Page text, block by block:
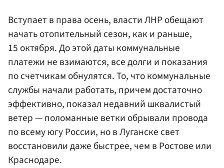
Вступает в права осень, власти ЛНР обещают
начать отопительный сезон, как и раньше,
15 октября. До этой даты коммунальные
платежи не взимаются, все долги и показания
по счетчикам обнулятся. То, что коммунальные
службы начали работать, причем достаточно
эффективно, показал недавний шквалистый
ветер — поломанные ветки обрывали провода
по всему югу России, но в Луганске свет
восстановили даже быстрее, чем в Ростове или
Краснодаре.